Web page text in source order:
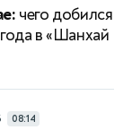
чего добился
в «Шанхай
08:14